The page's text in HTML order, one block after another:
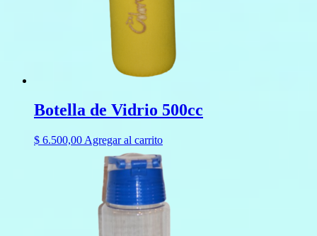
Botella de Vidrio 500cc
$ 6.500,00 Agregar al carrito